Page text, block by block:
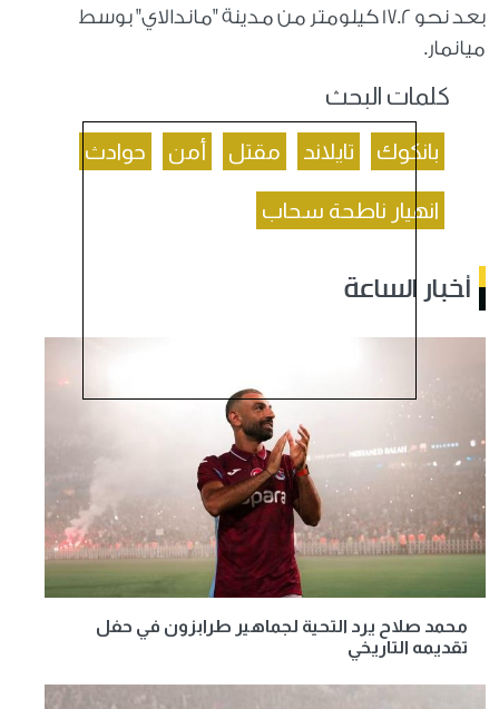
بعد نحو 17.2 كيلومتر من مدينة "ماندالاي" بوسط
ميانمار.
كلمات البحث
بانكوك تايلاند مقتل أمن حوادث
انهيار ناطحة سحاب
أخبار الساعة
محمد صلاح يرد التحية لجماهير طرابزون في حفل
تقديمه التاريخي